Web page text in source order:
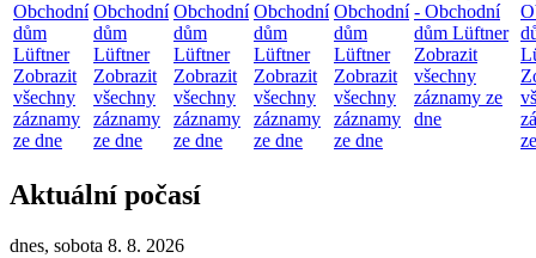
Obchodní
dům
Lüftner
Zobrazit
všechny
záznamy
ze dne
Obchodní
dům
Lüftner
Zobrazit
všechny
záznamy
ze dne
Obchodní
dům
Lüftner
Zobrazit
všechny
záznamy
ze dne
Obchodní
dům
Lüftner
Zobrazit
všechny
záznamy
ze dne
Obchodní
dům
Lüftner
Zobrazit
všechny
záznamy
ze dne
- Obchodní
dům Lüftner
Zobrazit
všechny
záznamy ze
dne
Aktuální počasí
dnes, sobota 8. 8. 2026